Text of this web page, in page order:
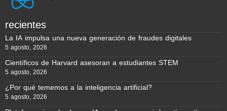
recientes
La IA impulsa una nueva generación de fraudes digitales
5 agosto, 2026
Científicos de Harvard asesoran a estudiantes STEM
5 agosto, 2026
¿Por qué tememos a la inteligencia artificial?
5 agosto, 2026